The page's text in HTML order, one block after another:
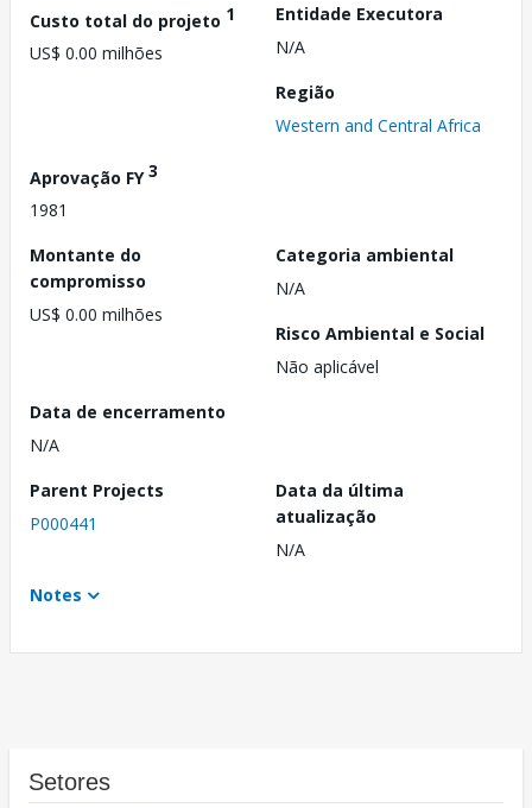
Custo total do projeto 1
US$ 0.00 milhões
Entidade Executora
N/A
Região
Western and Central Africa
Aprovação FY3
1981
Montante do
compromisso
US$ 0.00 milhões
Categoria ambiental
N/A
Risco Ambiental e Social
Não aplicável
Data de encerramento
N/A
Parent Projects
P000441
Data da última
atualização
N/A
Notes
Setores